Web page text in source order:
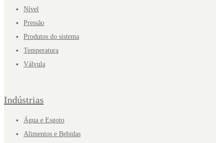
Nível
Pressão
Produtos do sistema
Temperatura
Válvula
Indústrias
Água e Esgoto
Alimentos e Bebidas